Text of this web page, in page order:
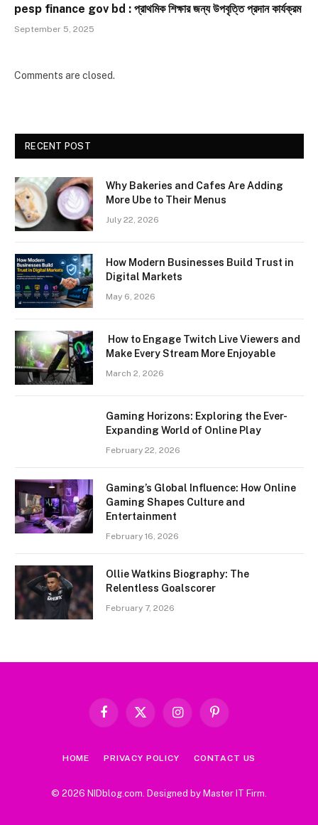
pesp finance gov bd : প্রাথমিক শিক্ষার জন্য উপবৃত্তি প্রদান কার্যক্রম
September 5, 2025
Comments are closed.
RECENT POST
Why Bakeries and Cafes Are Adding
More Ube to Their Menus
July 22, 2026
How Modern Businesses Build Trust in
Digital Markets
May 6, 2026
How to Engage Twitch Live Viewers and
Make Every Stream More Enjoyable
March 2, 2026
Gaming Horizons: Exploring the Ever-
Expanding World of Online Play
February 22, 2026
Gaming’s Global Influence: How Online
Gaming Shapes Culture and
Entertainment
February 16, 2026
Ollie Watkins Biography: The
Relentless Goalscorer
February 7, 2026
Facebook
X
InstagramPinterest
HOME PRIVACY POLICY CONTACT US
© 2026 NIDblog.com. Designed by Master IT Firm